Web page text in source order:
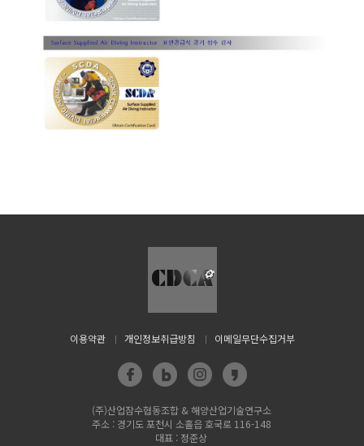
이용약관 개인정보취급방침 이메일무단수집거부
(주)산업잠수협동조합 & 해양산업기술연구소
주소 : 경기도 포천시 소홀읍 호국로 116-148
대표 : 정준상